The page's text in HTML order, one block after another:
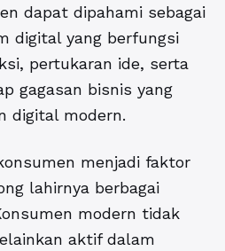
dapat dipahami sebagai
digital yang berfungsi
pertukaran ide, serta
gagasan bisnis yang
digital modern.
menjadi faktor
lahirnya berbagai
modern tidak
aktif dalam